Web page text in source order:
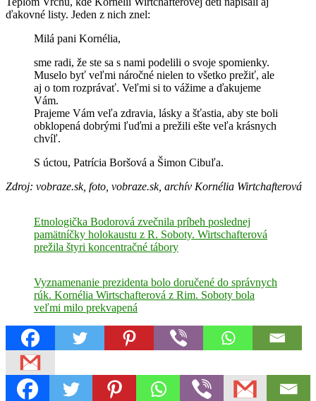
ďakovné listy. Jeden z nich znel:
Milá pani Kornélia,
sme radi, že ste sa s nami podelili o svoje spomienky.
Muselo byť veľmi náročné nielen to všetko prežiť, ale
aj o tom rozprávať. Veľmi si to vážime a ďakujeme
Vám.
Prajeme Vám veľa zdravia, lásky a šťastia, aby ste boli
obklopená dobrými ľuďmi a prežili ešte veľa krásnych
chvíľ.
S úctou, Patrícia Boršová a Šimon Cibuľa.
Zdroj: vobraze.sk, foto, vobraze.sk, archív Kornélia Wirtchafterová
Etnologička Bodorová zvečnila príbeh poslednej
pamätníčky holokaustu z R. Soboty. Wirtschafterová
prežila štyri koncentračné tábory
Vyznamenanie prezidenta bolo doručené do správnych
rúk. Kornélia Wirtschafterová z Rim. Soboty bola
veľmi milo prekvapená